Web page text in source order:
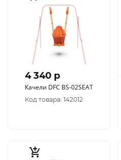
4 340 p
Качели DFC BS-02SEAT
Код товара: 142012